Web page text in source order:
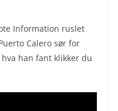
Information ruslet
Calero sør for
han fant klikker du